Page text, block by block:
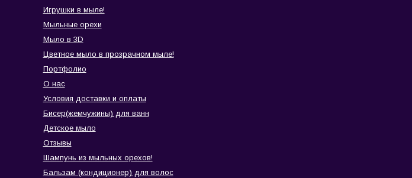
Игрушки в мыле!
Мыльные орехи
Мыло в 3D
Цветное мыло в прозрачном мыле!
Портфолио
О нас
Условия доставки и оплаты
Бисер(жемчужины) для ванн
Детское мыло
Отзывы
Шампунь из мыльных орехов!
Бальзам (кондиционер) для волос